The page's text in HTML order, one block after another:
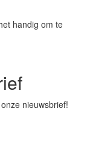
handig om te
nieuwsbrief!